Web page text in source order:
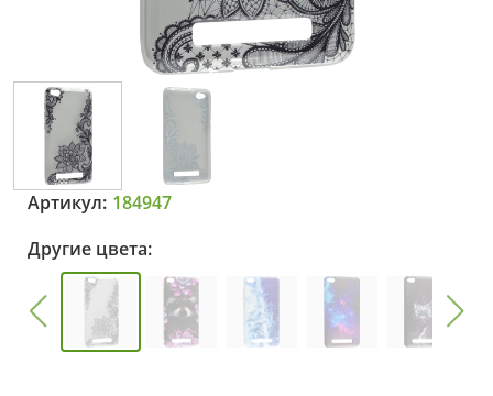
Артикул: 184947
Другие цвета: